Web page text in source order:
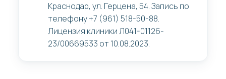
Краснодар, ул. Герцена, 54. Запись по
телефону +7 (961) 518-50-88.
Лицензия клиники Л041-01126-
23/00669533 от 10.08.2023.